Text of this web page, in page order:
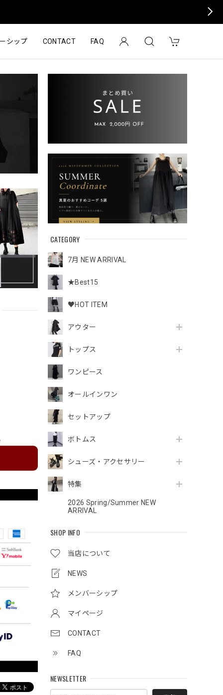
シップ CONTACT FAQ
CATEGORY
7月 NEW ARRIVAL
★Best15
♥HOT ITEM
アウター
トップス
ワンピース
オールインワン
セットアップ
ボトムス
シューズ・アクセサリー
特集
2026 Spring/Summer NEW
ARRIVAL
SHOP INFO
当店について
NEWS
メンバーシップ
マイページ
CONTACT
FAQ
NEWSLETTER